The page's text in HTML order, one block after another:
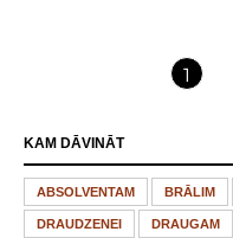
1
KAM DĀVINĀT
ABSOLVENTAM BRĀLIM
DRAUDZENEI DRAUGAM